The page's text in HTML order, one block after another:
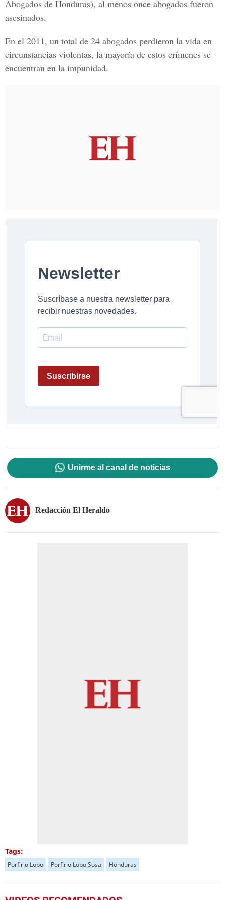
Abogados de Honduras), al menos once abogados fueron
asesinados.
En el 2011, un total de 24 abogados perdieron la vida en
circunstancias violentas, la mayoría de estos crímenes se
encuentran en la impunidad.
Unirme al canal de noticias
Redacción El Heraldo
Tags:
Porfirio Lobo Porfirio Lobo Sosa Honduras